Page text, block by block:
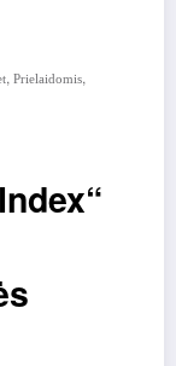
, Prielaidomis,